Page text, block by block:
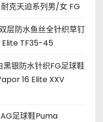
克天迫系列男/女 FG
层防水鱼丝全针织草钉
Elite TF35-45
银防水针织FG足球鞋
16 Elite XXV
足球鞋Puma